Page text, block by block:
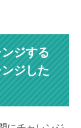
ジする
ジした